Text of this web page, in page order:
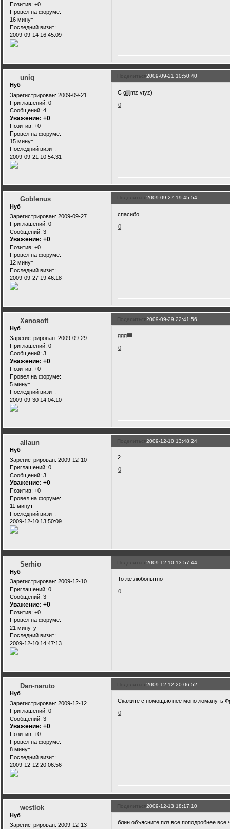
Позитив: +0
Провел на форуме:
16 минут
Последний визит:
2009-09-14 16:45:09
Поделиться2009-09-21 10:50:40
uniq
Нуб
Зарегистрирован: 2009-09-21
Приглашений: 0
Сообщений: 4
Уважение: +0
Позитив: +0
Провел на форуме:
15 минут
Последний визит:
2009-09-21 10:54:31
C gjjijmz vtyz)
0
Поделиться2009-09-27 19:45:54
Goblenus
Нуб
Зарегистрирован: 2009-09-27
Приглашений: 0
Сообщений: 3
Уважение: +0
Позитив: +0
Провел на форуме:
12 минут
Последний визит:
2009-09-27 19:46:18
спасибо
0
Поделиться2009-09-29 22:41:56
Xenosoft
Нуб
Зарегистрирован: 2009-09-29
Приглашений: 0
Сообщений: 3
Уважение: +0
Позитив: +0
Провел на форуме:
5 минут
Последний визит:
2009-09-30 14:04:10
gggiiiii
0
Поделиться2009-12-10 13:48:24
allaun
Нуб
Зарегистрирован: 2009-12-10
Приглашений: 0
Сообщений: 3
Уважение: +0
Позитив: +0
Провел на форуме:
11 минут
Последний визит:
2009-12-10 13:50:09
2
0
Поделиться2009-12-10 13:57:44
Serhio
Нуб
Зарегистрирован: 2009-12-10
Приглашений: 0
Сообщений: 3
Уважение: +0
Позитив: +0
Провел на форуме:
21 минуту
Последний визит:
2009-12-10 14:47:13
То же любопытно
0
Поделиться2009-12-12 20:06:52
Dan-naruto
Нуб
Зарегистрирован: 2009-12-12
Приглашений: 0
Сообщений: 3
Уважение: +0
Позитив: +0
Провел на форуме:
8 минут
Последний визит:
2009-12-12 20:06:56
Скажите с помощью неё моно ломануть
0
Поделиться2009-12-13 18:17:10
westlok
Нуб
Зарегистрирован: 2009-12-13 блин объясните плз все поподробнее все